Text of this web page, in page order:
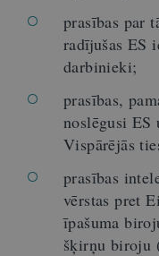
prasības par
radījušas ES
darbinieki;
prasības,
noslēgusi
Vispārējās
prasības
vērstas pret
īpašuma
šķirņu biroju